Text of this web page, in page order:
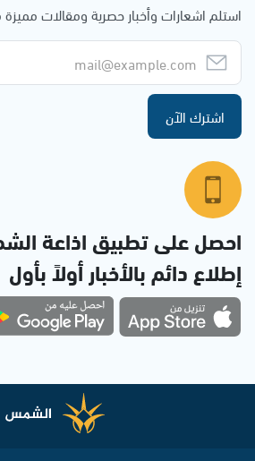
استلم اشعارات وأخبار حصرية ومقالات
اشترك الآن
احصل على تطبيق اذاعة
إطلاع دائم بالأخبار أولاً بأول